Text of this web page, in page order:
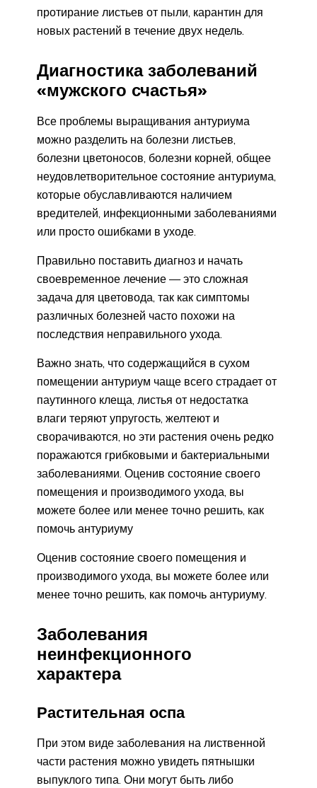
протирание листьев от пыли, карантин для
новых растений в течение двух недель.
Диагностика заболеваний
«мужского счастья»
Все проблемы выращивания антуриума
можно разделить на болезни листьев,
болезни цветоносов, болезни корней, общее
неудовлетворительное состояние антуриума,
которые обуславливаются наличием
вредителей, инфекционными заболеваниями
или просто ошибками в уходе.
Правильно поставить диагноз и начать
своевременное лечение — это сложная
задача для цветовода, так как симптомы
различных болезней часто похожи на
последствия неправильного ухода.
Важно знать, что содержащийся в сухом
помещении антуриум чаще всего страдает от
паутинного клеща, листья от недостатка
влаги теряют упругость, желтеют и
сворачиваются, но эти растения очень редко
поражаются грибковыми и бактериальными
заболеваниями. Оценив состояние своего
помещения и производимого ухода, вы
можете более или менее точно решить, как
помочь антуриуму
Оценив состояние своего помещения и
производимого ухода, вы можете более или
менее точно решить, как помочь антуриуму.
Заболевания
неинфекционного
характера
Растительная оспа
При этом виде заболевания на лиственной
части растения можно увидеть пятнышки
выпуклого типа. Они могут быть либо